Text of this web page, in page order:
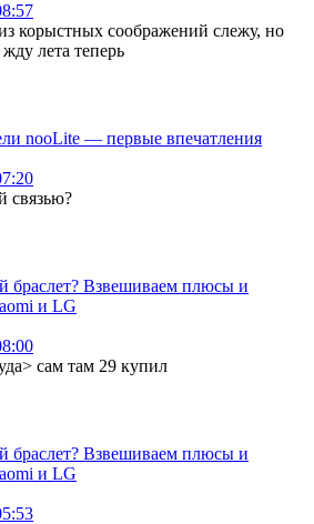
корыстных соображений слежу, но
лета теперь
nooLite — первые впечатления
связью?
Взвешиваем плюсы и
и LG
сам там 29 купил
Взвешиваем плюсы и
и LG